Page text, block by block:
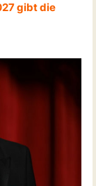
gibt die